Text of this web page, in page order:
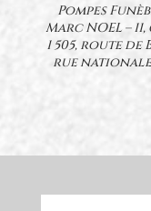
Pompes
Marc NOEL –
1 505, route de
rue nationale